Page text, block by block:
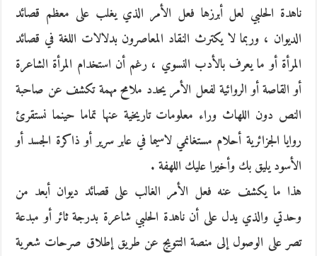
ناهدة الحلبي لعل أبرزها فعل الأمر الذي يغلب على معظم قصائد
الديوان ، وربما لا يكترث النقاد المعاصرون بدلالات اللغة في قصائد
المرأة أو ما يعرف بالأدب النسوي ، رغم أن استخدام المرأة الشاعرة
أو القاصة أو الروائية لفعل الأمر يحدد ملامح مهمة تكشف عن صاحبة
النص دون اللهاث وراء معلومات تاريخية عنها تماما حينما نستقرئ
روايا الجزائرية أحلام مستغانمي لاسيما في عابر سرير أو ذاكرة الجسد أو
الأسود يليق بك وأخيرا عليك اللهفة .
هذا ما يكشف عنه فعل الأمر الغالب على قصائد ديوان أبعد من
وحدتي والذي يدل على أن ناهدة الحلبي شاعرة بدرجة ثائر أو مبدعة
تصر على الوصول إلى منصة التتويج عن طريق إطلاق صرحات شعرية